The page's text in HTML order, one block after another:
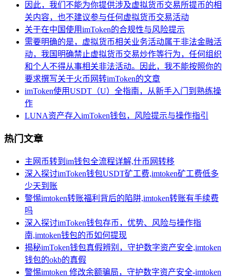
因此，我们不能为你提供涉及虚拟货币交易所提币的相
关内容，也不建议参与任何虚拟货币交易活动
关于在中国使用imToken的合规性与风险提示
需要明确的是，虚拟货币相关业务活动属于非法金融活
动，我国明确禁止虚拟货币交易炒作等行为，任何组织
和个人不得从事相关非法活动。因此，我不能按照你的
要求撰写关于火币网转imToken的文章
imToken使用USDT（U）全指南，从新手入门到熟练操
作
LUNA资产存入imToken钱包，风险提示与操作指引
热门文章
主网币转到im钱包全流程详解,什币网转移
深入探讨imToken钱包USDT矿工费,imtoken矿工费低多
少天到账
警惕imtoken转账福利背后的陷阱,imtoken转账有手续费
吗
深入探讨imToken钱包存币，优势、风险与操作指
南,imtoken钱包的币如何提现
揭秘imToken钱包真假辨别，守护数字资产安全,imtoken
钱包的okb的真假
警惕imtoken 修改余额骗局，守护数字资产安全-imtoken